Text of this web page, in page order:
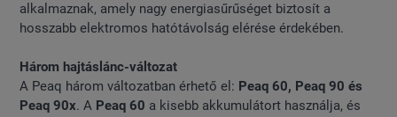
alkalmaznak, amely nagy energiasűrűséget biztosít a
hosszabb elektromos hatótávolság elérése érdekében.
Három hajtáslánc-változat
A Peaq három változatban érhető el: Peaq 60, Peaq 90 és
Peaq 90x. A Peaq 60 a kisebb akkumulátort használja, és